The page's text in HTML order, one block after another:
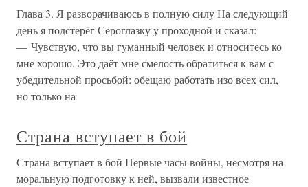
Глава 3. Я разворачиваюсь в полную силу На следующий
день я подстерёг Сероглазку у проходной и сказал:
— Чувствую, что вы гуманный человек и относитесь ко
мне хорошо. Это даёт мне смелость обратиться к вам с
убедительной просьбой: обещаю работать изо всех сил,
но только на
Страна вступает в бой
Страна вступает в бой Первые часы войны, несмотря на
моральную подготовку к ней, вызвали известное